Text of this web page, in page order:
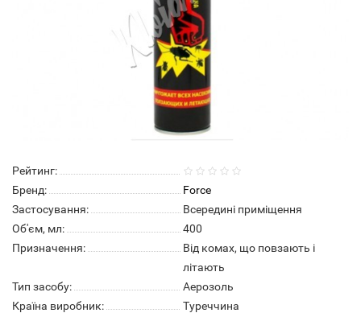
Рейтинг:
Бренд:
Force
Застосування:
Всередині приміщення
Об'єм, мл:
400
Призначення:
Від комах, що повзають і
літають
Тип засобу:
Аерозоль
Країна виробник:
Туреччина